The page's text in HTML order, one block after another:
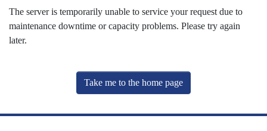
The server is temporarily unable to service your request due to
maintenance downtime or capacity problems. Please try again
later.
Take me to the home page